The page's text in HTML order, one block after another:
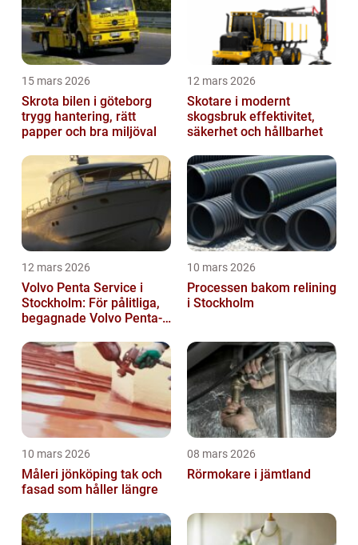
15 mars 2026
Skrota bilen i göteborg
trygg hantering, rätt
papper och bra miljöval
12 mars 2026
Skotare i modernt
skogsbruk effektivitet,
säkerhet och hållbarhet
12 mars 2026
Volvo Penta Service i
Stockholm: För pålitliga,
begagnade Volvo Penta-
10 mars 2026
Processen bakom relining
i Stockholm
10 mars 2026
Måleri jönköping tak och
fasad som håller längre
08 mars 2026
Rörmokare i jämtland